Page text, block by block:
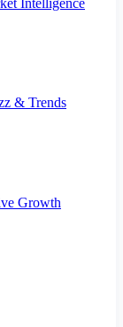
& Trends
Growth